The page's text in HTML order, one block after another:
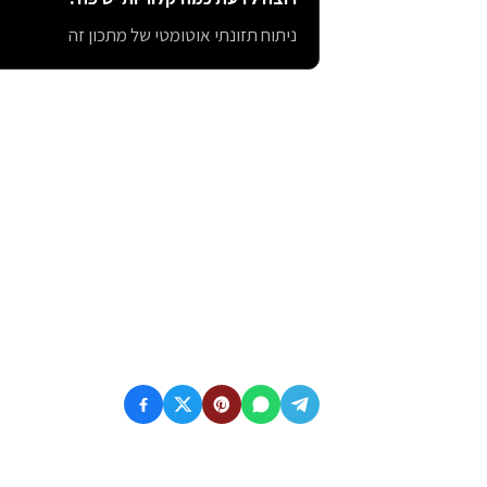
ניתוח תזונתי אוטומטי של מתכון זה